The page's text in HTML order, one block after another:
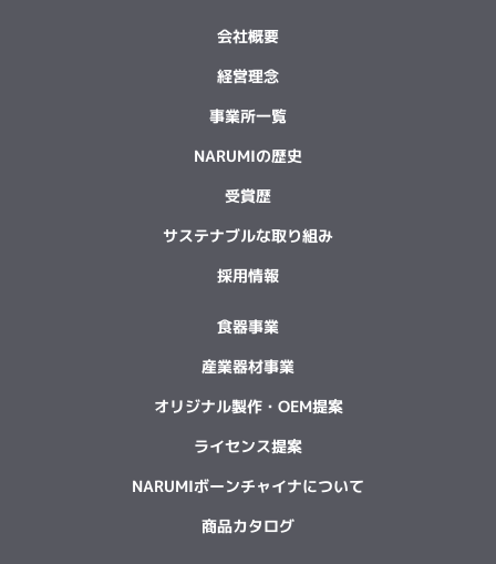
会社概要
経営理念
事業所一覧
NARUMIの歴史
受賞歴
サステナブルな取り組み
採用情報
食器事業
産業器材事業
オリジナル製作・OEM提案
ライセンス提案
NARUMIボーンチャイナについて
商品カタログ